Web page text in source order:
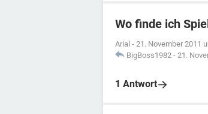
Wo finde ich
Arial - 21. November 2011
BigBoss1982 - 21.
1 Antwort